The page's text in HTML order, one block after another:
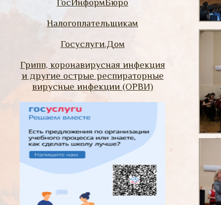
ГосИнформБюро
Налогоплательщикам
Госуслуги.Дом
Грипп, коронавирусная инфекция
и другие острые респираторные
вирусные инфекции (ОРВИ)